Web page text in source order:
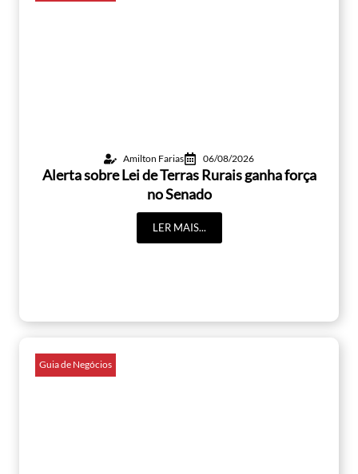
Amilton Farias 06/08/2026
Alerta sobre Lei de Terras Rurais ganha força
no Senado
LER MAIS...
Guia de Negócios